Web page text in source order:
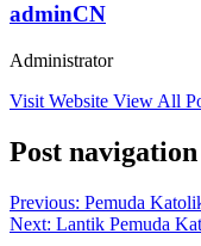
adminCN
Administrator
Visit Website View All
Post navigation
Previous: Pemuda
Next: Lantik Pemuda